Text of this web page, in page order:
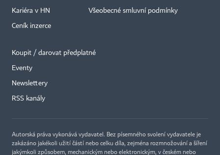
Kariéra v HN
Ceník inzerce
Všeobecné smluvní podmínky
Koupit / darovat předplatné
Eventy
Newslettery
RSS kanály
Autorská práva vykonává vydavatel. Bez písemného svolení vydavatele je
zakázáno jakékoli užití částí nebo celku díla, zejména rozmnožování a šíření
jakýmkoli způsobem, mechanickým nebo elektronickým, v českém nebo